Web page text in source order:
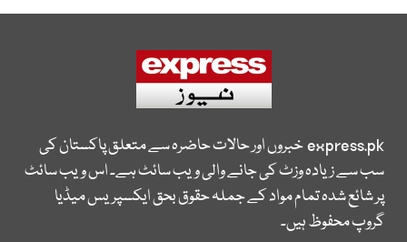
express.pkخبروں اور حالات حاضرہ سے متعلق پاکستان کی
سب سے زیادہ وزٹ کی جانے والی ویب سائٹ ہے۔ اس ویب سائٹ
پر شائع شدہ تمام مواد کے جملہ حقوق بحق ایکسپریس میڈیا
گروپ محفوظ ہیں۔